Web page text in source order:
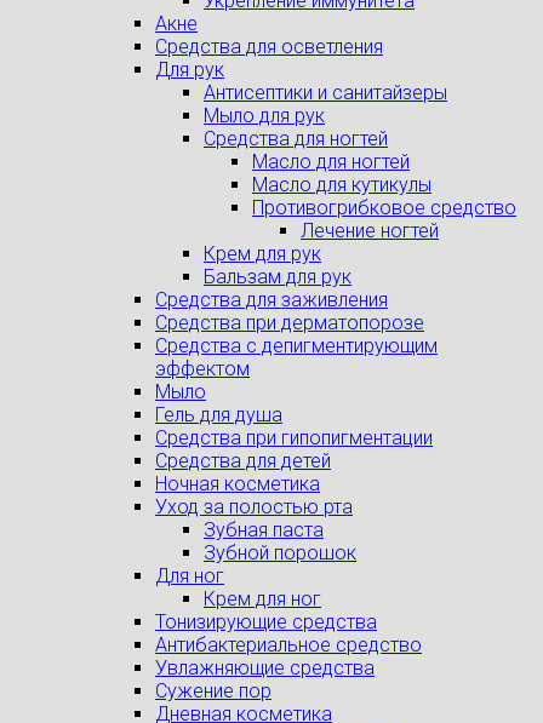
Акне
Средства для осветления
Для рук
Антисептики и санитайзеры
Мыло для рук
Средства для ногтей
Масло для ногтей
Масло для кутикулы
Противогрибковое средство
Лечение ногтей
Крем для рук
Бальзам для рук
Средства для заживления
Средства при дерматопорозе
Cредства с депигментирующим
эффектом
Мыло
Гель для душа
Средства при гипопигментации
Средства для детей
Ночная косметика
Уход за полостью рта
Зубная паста
Зубной порошок
Для ног
Крем для ног
Тонизирующие средства
Антибактериальное средство
Увлажняющие средства
Сужение пор
Дневная косметика